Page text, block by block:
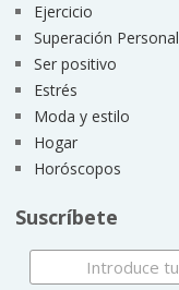
Ejercicio
Superación Personal
Ser positivo
Estrés
Moda y estilo
Hogar
Horóscopos
Suscríbete